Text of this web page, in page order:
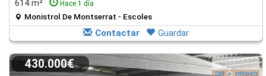
614 m²
Hace 1 día
Monistrol De Montserrat - Escoles
Contactar Guardar
430.000€